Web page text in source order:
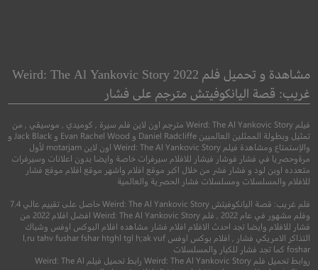
دراما
6.8
ما لا نهاية:
معروف
غموض ●خيال
مشاهدة و تحميل فلم Weird: The Al Yankovic Story 2022
غريب: قصة اليانكوفيتش مترجم على فشار
فيلم Weird: The Al Yankovic Story مترجم اون لاين فلم سيرة , كوميدي , موسيقي , من
تمثيل وبطولة الممثلين العالميين Daniel Radcliffe و Evan Rachel Wood و Jack Black و
والإستمتاع ومشاهدة فيلم Weird: The Al Yankovic Story اون لاين motarjam لأول
مرةوحصريا في فشار فوشار فيشار للافلام سيرفرات خاصة وايضا بدون اعلانات وسيرفرات
متعدده اوبن لود و فشار فشر من خلال اكبر موقع افلام واشهر موقع افلام موقع فشار
للافلام والمسلسلات ومسلسلات فشار الحصرية والعالمية
فلم غريب: قصة اليانكوفيتش Weird: The Al Yankovic Story حاصل على تقييم عالي 7.4
وفلم مشهور في عام 2022 , فلم Weird: The Al Yankovic Story افضل افلام 2022 من
فشار للافلام وايضا تجد احدث الافلام افلام فشار مشاهده افلام البوكس اوفس وشباك
التذاكر الامريكي فشار , افلام بوكس اوفس l,ru tahv fushar fshar htghl tgl h;ak vuf
foshar كما تجد فشار للكبار والمسلسلات
روابط تحميل فلم Weird: The Al Yankovic Story رابط تحميل فيلم Weird: The Al